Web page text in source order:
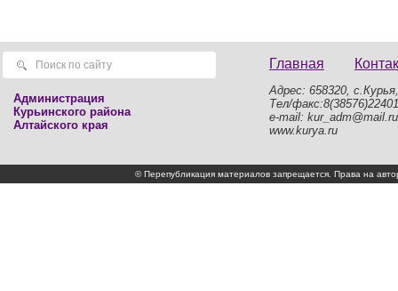
Администрация
Курьинского района
Алтайского края
Главная
Адрес: 658320,
Тел/факс:8(38576)22401
e-mail: kur_adm@mail.ru
www.kurya.ru
© Перепубликация материалов запрещается. Права